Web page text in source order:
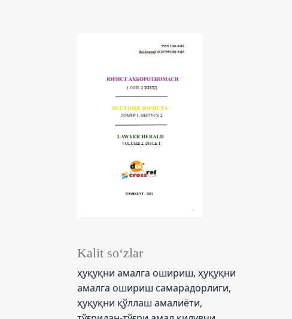
Kalit so‘zlar
ҳуқуқни амалга ошириш, ҳуқуқни
амалга ошириш самарадорлиги,
ҳуқуқни қўллаш амалиёти,